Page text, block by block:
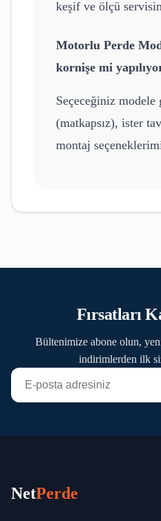
keşif ve ölçü
Motorlu Perde
kornişe mi
Seçeceğiniz
(matkapsız), ister
montaj
Fırsatları
Bültenimize abone olun,
indirimlerden ilk
NetPerde